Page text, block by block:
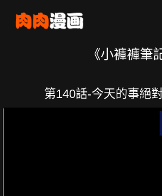
《小褲褲筆
第140話-今天的事絕